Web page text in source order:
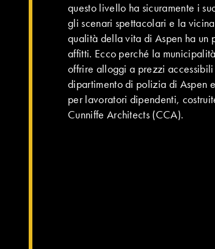
questo livello ha sicuramente i
gli scenari spettacolari e la
qualità della vita di Aspen ha un
affitti. Ecco perché la
offrire alloggi a prezzi
dipartimento di polizia di Aspen
per lavoratori dipendenti,
Cunniffe Architects (CCA).